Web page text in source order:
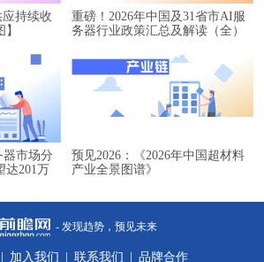
应持续收
重磅！2026年中国及31省市AI服
务器行业政策汇总及解读（全）
器市场分
达201万
预见2026：《2026年中国超材料
产业全景图谱》
- 发现趋势，预见未来
加入我们 联系我们 品牌合作